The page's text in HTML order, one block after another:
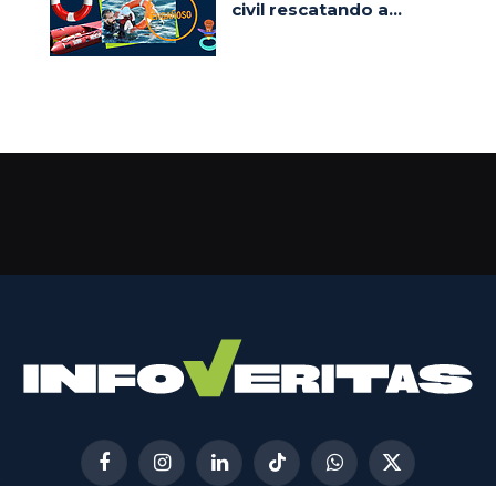
civil rescatando a...
FacebookInstagramLinkedInTikTokWhatsApp
X